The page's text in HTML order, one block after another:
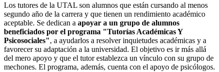
Los tutores de la UTAL son alumnos que están cursando al menos
segundo año de la carrera y que tienen un rendimiento académico
aceptable. Se dedican a apoyar a un grupo de alumnos
beneficiados por el programa "Tutorías Académicas Y
Psicosociales", a ayudarlos a resolver inquietudes académicas y a
favorecer su adaptación a la universidad. El objetivo es ir más allá
del mero apoyo y que el tutor establezca un vínculo con su grupo de
mechones. El programa, además, cuenta con el apoyo de psicólogos.